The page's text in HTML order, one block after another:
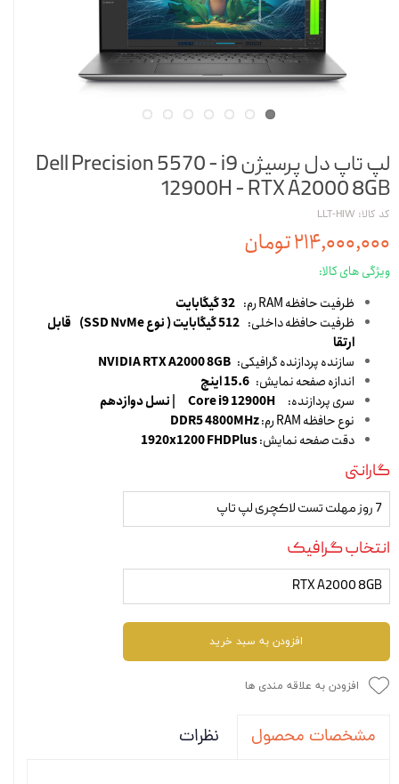
لپ تاپ دل پرسیژن Dell Precision 5570 - i9
12900H - RTX A2000 8GB
کد کالا: LLT-HIW
۲۱۴,۰۰۰,۰۰۰ تومان
ویژگی های کالا:
ظرفیت حافظه RAM رم:
32 گیگابایت
ظرفیت حافظه داخلی:
512 گیگابایت ( نوع SSD NvMe) قابل
ارتقا
سازنده پردازنده گرافیکی:
اندازه صفحه نمایش: 15.6 اینچ
سری پردازنده: Core i9 12900H
| نسل دوازدهم
نوع حافظه RAM رم:
DDR5 4800MHz
دقت صفحه نمایش:1920x1200 FHDPlus
گارانتی
7 روز مهلت تست لاکچری لپ تاپ
انتخاب گرافیک
RTX A2000 8GB
افزودن به سبد خرید
افزودن به علاقه مندی ها
مشخصات محصول نظرات